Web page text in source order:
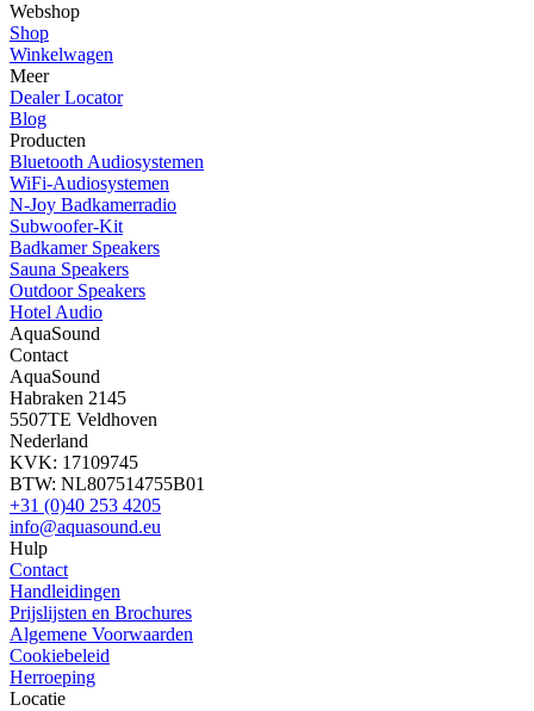
Webshop
Shop
Winkelwagen
Meer
Dealer Locator
Blog
Producten
Bluetooth Audiosystemen
WiFi-Audiosystemen
N-Joy Badkamerradio
Subwoofer-Kit
Badkamer Speakers
Sauna Speakers
Outdoor Speakers
Hotel Audio
AquaSound
Contact
AquaSound
Habraken 2145
5507TE Veldhoven
Nederland
KVK: 17109745
BTW: NL807514755B01
+31 (0)40 253 4205
info@aquasound.eu
Hulp
Contact
Handleidingen
Prijslijsten en Brochures
Algemene Voorwaarden
Cookiebeleid
Herroeping
Locatie